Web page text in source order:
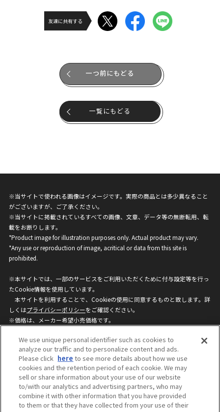
友達に共有する
一つ前にもどる
一覧にもどる
※当サイトで使われる画像はイメージです。実際の商品とは多少異なること
がございますが、ご了承ください。
※当サイトに掲載されているすべての画像、文章、データ等の無断転用、転
載をお断りします。
*Product image for illustration purposes only. Actual product may vary.
*Any use or reproduction of image, acritical or data from this site is
prohibited.
※本サイトでは、一部のサービスをご利用いただくために付与設定等を行っ
たCookie情報を使用しています。
本サイトを利用することで、Cookieの使用に同意するものと致します。詳
しくはプライバシーポリシーをご確認ください。
※価格は、メーカー希望小売価格です。
ざいますのでご了承ください。
privacypolicy
Do Not Sell or Share My
Personal Information
ウェブサイトご利用条件
ソーシャルメディアポリシー
個人情報保護方針
お問い合わせ
We use unique personal identifier such as cookies to
analyze our traffic and to personalize content and ads.
Please click here to see more details about how we use
cookies and the retention period of each cookie. We may
sell or share information about your use of our website
to/with our analytics and advertising partners, who may
combine it with other information that you have provided
to them or that they have collected from your use of their